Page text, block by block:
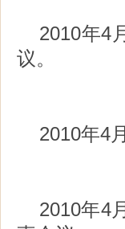
2010年4
议。
2010年4
2010年4